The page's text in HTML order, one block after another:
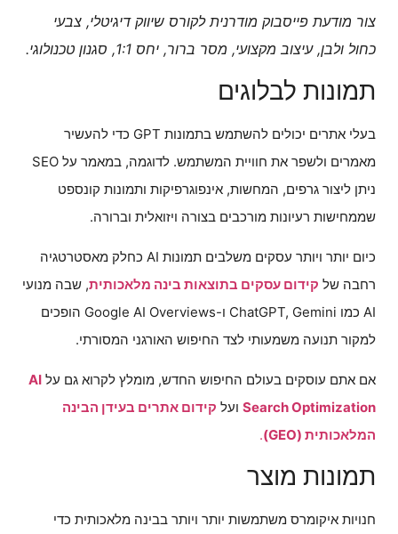
צור מודעת פייסבוק מודרנית לקורס שיווק דיגיטלי, צבעי
כחול ולבן, עיצוב מקצועי, מסר ברור, יחס 1:1, סגנון טכנולוגי.
תמונות לבלוגים
בעלי אתרים יכולים להשתמש בתמונות GPT כדי להעשיר
מאמרים ולשפר את חוויית המשתמש. לדוגמה, במאמר על SEO
ניתן ליצור גרפים, המחשות, אינפוגרפיקות ותמונות קונספט
שממחישות רעיונות מורכבים בצורה ויזואלית וברורה.
כיום יותר ויותר עסקים משלבים תמונות AI כחלק מאסטרטגיה
רחבה של קידום עסקים בתוצאות בינה מלאכותית, שבה מנועי
AI כמו ChatGPT, Gemini ו-Google AI Overviews הופכים
למקור תנועה משמעותי לצד החיפוש האורגני המסורתי.
אם אתם עוסקים בעולם החיפוש החדש, מומלץ לקרוא גם על AI
Search Optimization ועל קידום אתרים בעידן הבינה
המלאכותית (GEO)
.
תמונות מוצר
חנויות איקומרס משתמשות יותר ויותר בבינה מלאכותית כדי